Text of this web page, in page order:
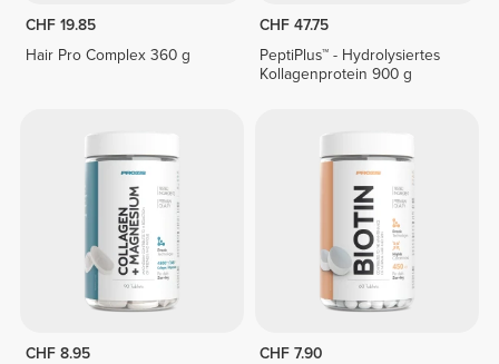
CHF 19.85
Hair Pro Complex 360 g
CHF 47.75
PeptiPlus™ - Hydrolysiertes
Kollagenprotein 900 g
CHF 8.95
CHF 7.90